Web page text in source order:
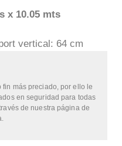
x 10.05 mts
vertical: 64 cm
más preciado, por ello le
en seguridad para todas
de nuestra página de